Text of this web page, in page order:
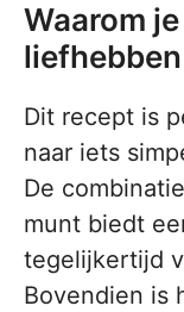
Waarom
liefhebben
Dit recept is
naar iets
De
munt biedt
tegelijkertijd
Bovendien is